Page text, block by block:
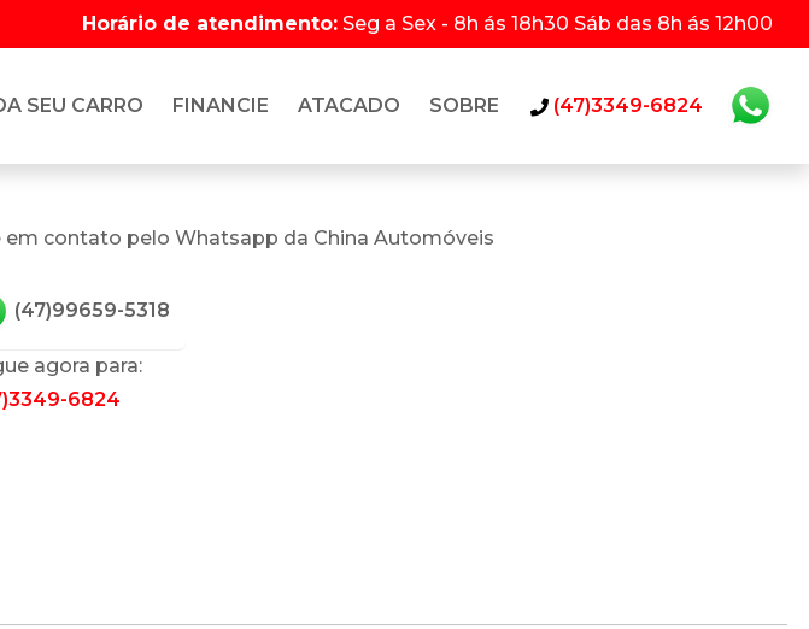
Horário de atendimento: Seg a Sex - 8h ás 18h30 Sáb das 8h ás 12h00
SEU CARRO FINANCIE ATACADO SOBRE (47)3349-6824
em contato pelo Whatsapp da China Automóveis
(47)99659-5318
agora para:
6824